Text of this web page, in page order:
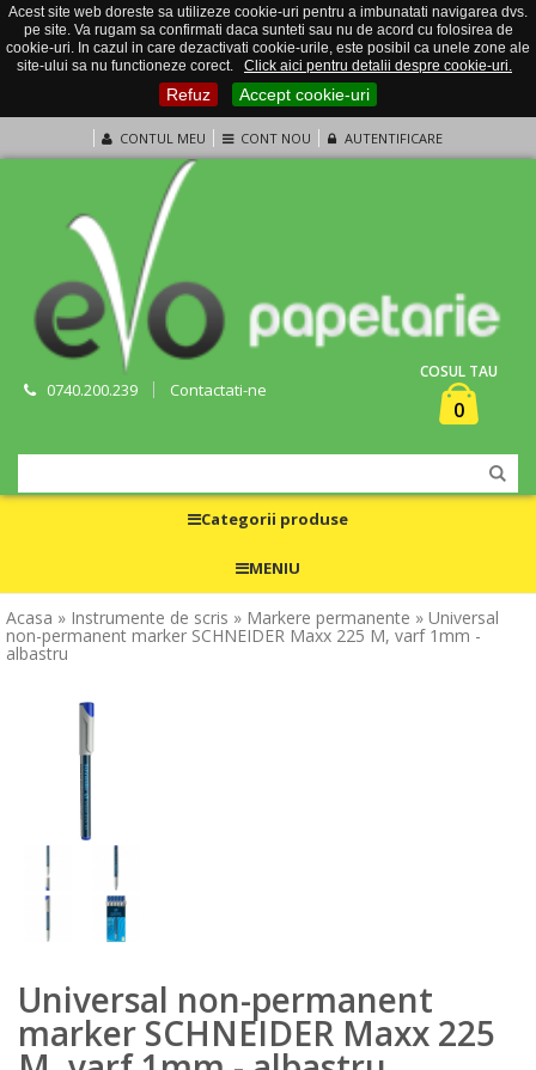
Acest site web doreste sa utilizeze cookie-uri pentru a imbunatati navigarea dvs.
pe site. Va rugam sa confirmati daca sunteti sau nu de acord cu folosirea de
cookie-uri. In cazul in care dezactivati cookie-urile, este posibil ca unele zone ale
site-ului sa nu functioneze corect.
Click aici pentru detalii despre cookie-uri.
Refuz Accept cookie-uri
CONTUL MEU CONT NOU AUTENTIFICARE
0740.200.239 Contactati-ne
COSUL TAU
0
Categorii produse
MENIU
Acasa » Instrumente de scris » Markere permanente » Universal
non-permanent marker SCHNEIDER Maxx 225 M, varf 1mm -
albastru
Universal non-permanent
marker SCHNEIDER Maxx 225